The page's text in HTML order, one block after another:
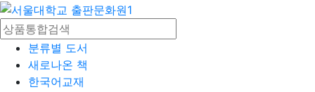
분류별 도서
새로나온 책
한국어교재